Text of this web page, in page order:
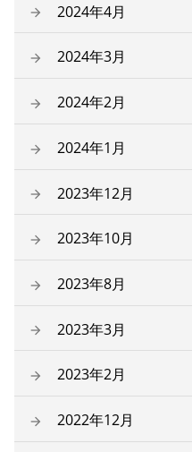
2024年4月
2024年3月
2024年2月
2024年1月
2023年12月
2023年10月
2023年8月
2023年3月
2023年2月
2022年12月